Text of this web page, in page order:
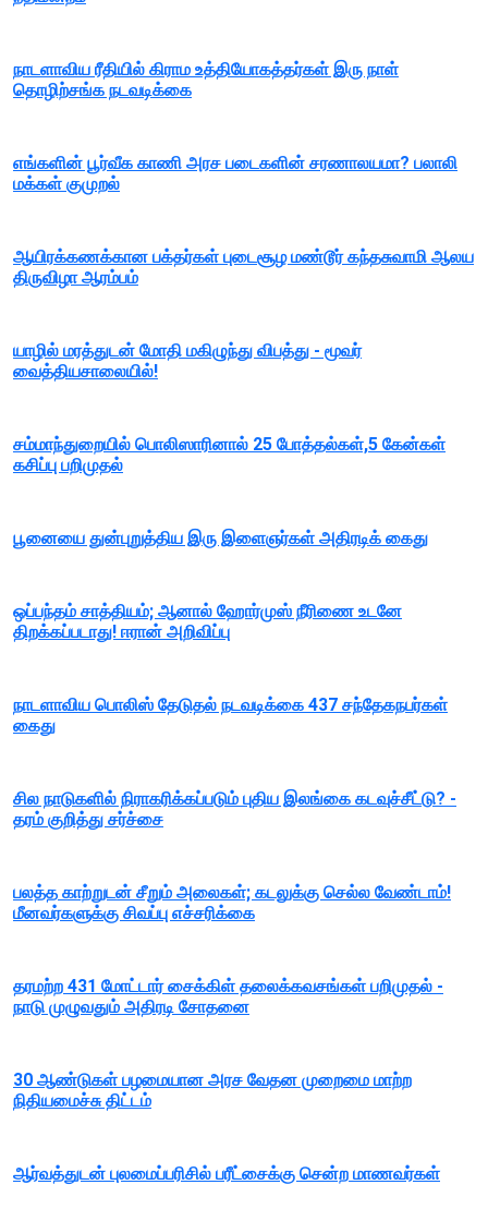
நாடளாவிய ரீதியில் கிராம உத்தியோகத்தர்கள் இரு நாள்
தொழிற்சங்க நடவடிக்கை
எங்களின் பூர்வீக காணி அரச படைகளின் சரணாலயமா? பலாலி
மக்கள் குமுறல்
ஆயிரக்கணக்கான பக்தர்கள் புடைசூழ மண்டூர் கந்தசுவாமி ஆலய
திருவிழா ஆரம்பம்
யாழில் மரத்துடன் மோதி மகிழுந்து விபத்து - மூவர்
வைத்தியசாலையில்!
சம்மாந்துறையில் பொலிஸாரினால் 25 போத்தல்கள்,5 கேன்கள்
கசிப்பு பறிமுதல்
பூனையை துன்புறுத்திய இரு இளைஞர்கள் அதிரடிக் கைது
ஒப்பந்தம் சாத்தியம்; ஆனால் ஹோர்முஸ் நீரிணை உடனே
திறக்கப்படாது! ஈரான் அறிவிப்பு
நாடளாவிய பொலிஸ் தேடுதல் நடவடிக்கை 437 சந்தேகநபர்கள்
கைது
சில நாடுகளில் நிராகரிக்கப்படும் புதிய இலங்கை கடவுச்சீட்டு? -
தரம் குறித்து சர்ச்சை
பலத்த காற்றுடன் சீறும் அலைகள்; கடலுக்கு செல்ல வேண்டாம்!
மீனவர்களுக்கு சிவப்பு எச்சரிக்கை
தரமற்ற 431 மோட்டார் சைக்கிள் தலைக்கவசங்கள் பறிமுதல் -
நாடு முழுவதும் அதிரடி சோதனை
30 ஆண்டுகள் பழமையான அரச வேதன முறைமை மாற்ற
நிதியமைச்சு திட்டம்
ஆர்வத்துடன் புலமைப்பரிசில் பரீட்சைக்கு சென்ற மாணவர்கள்